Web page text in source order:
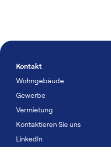
Kontakt
Wohngebäude
Gewerbe
Vermietung
Kontaktieren Sie uns
Linkedln